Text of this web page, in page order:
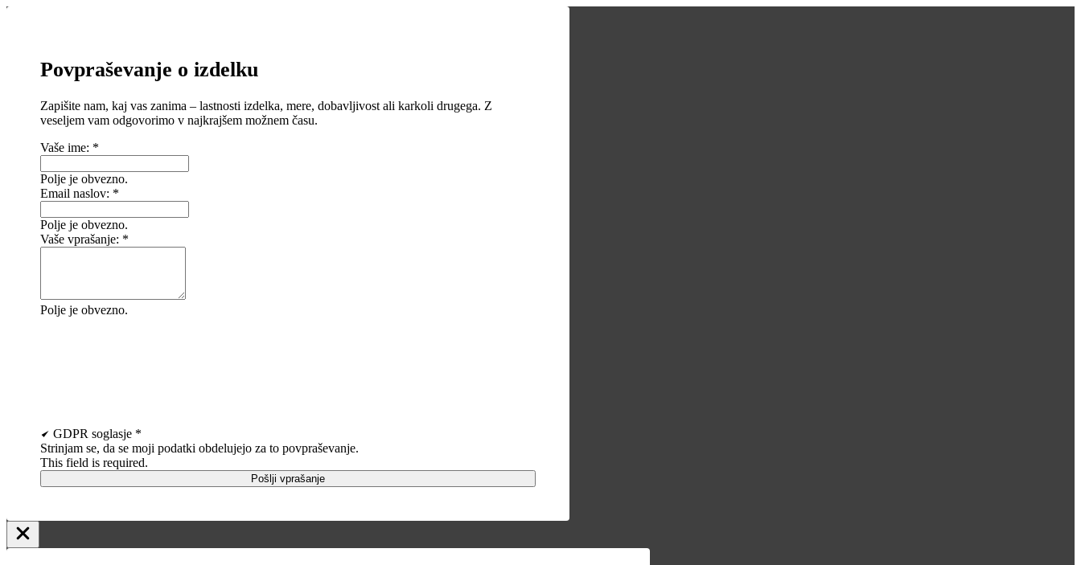
Povpraševanje o izdelku
Zapišite nam, kaj vas zanima – lastnosti izdelka, mere, dobavljivost ali karkoli drugega. Z
veseljem vam odgovorimo v najkrajšem možnem času.
Vaše ime: *
Polje je obvezno.
Email naslov: *
Polje je obvezno.
Vaše vprašanje: *
Polje je obvezno.
GDPR soglasje *
Strinjam se, da se moji podatki obdelujejo za to povpraševanje.
This field is required.
Pošlji vprašanje